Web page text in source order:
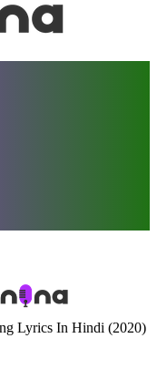
Lyrics In Hindi (2020)